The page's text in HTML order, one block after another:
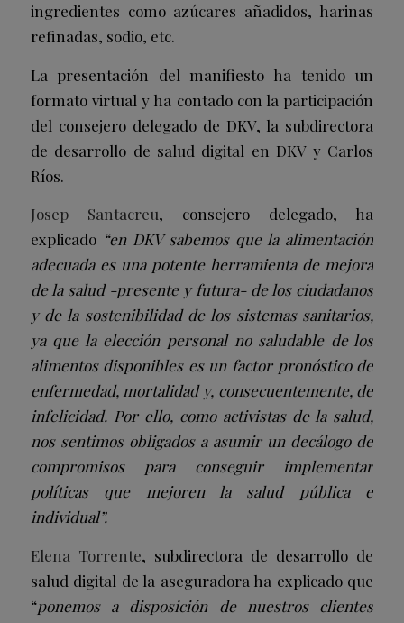
ingredientes como azúcares añadidos, harinas
refinadas, sodio, etc.
La presentación del manifiesto ha tenido un
formato virtual y ha contado con la participación
del consejero delegado de DKV, la subdirectora
de desarrollo de salud digital en DKV y Carlos
Ríos.
Josep Santacreu, consejero delegado, ha
explicado “en DKV sabemos que la alimentación
adecuada es una potente herramienta de mejora
de la salud -presente y futura- de los ciudadanos
y de la sostenibilidad de los sistemas sanitarios,
ya que la elección personal no saludable de los
alimentos disponibles es un factor pronóstico de
enfermedad, mortalidad y, consecuentemente, de
infelicidad. Por ello, como activistas de la salud,
nos sentimos obligados a asumir un decálogo de
compromisos para conseguir implementar
políticas que mejoren la salud pública e
individual”.
Elena Torrente, subdirectora de desarrollo de
salud digital de la aseguradora ha explicado que
“ponemos a disposición de nuestros clientes